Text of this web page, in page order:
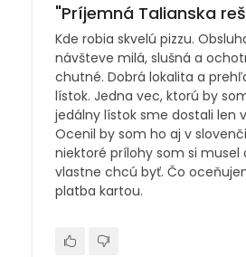
"Príjemná Talianska
Kde robia skvelú pizzu.
návšteve milá, slušná a
chutné. Dobrá lokalita a
lístok. Jedna vec, ktorú by
jedálny lístok sme dostali len
Ocenil by som ho aj v
niektoré prílohy som si musel
vlastne chcú byť. Čo
platba kartou.